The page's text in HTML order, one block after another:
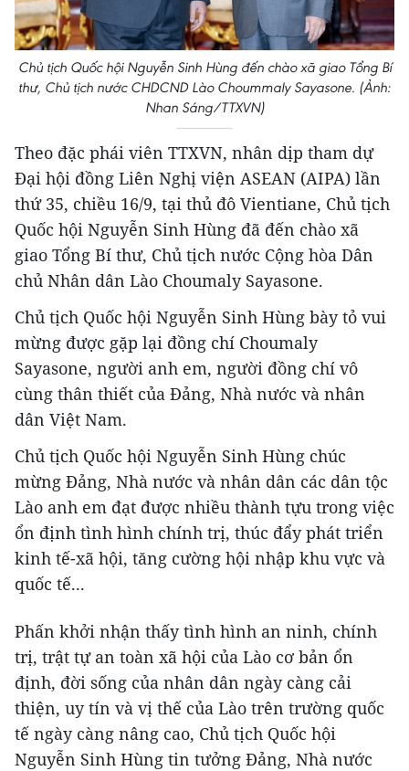
Chủ tịch Quốc hội Nguyễn Sinh Hùng đến chào xã giao Tổng Bí
thư, Chủ tịch nước CHDCND Lào Choummaly Sayasone. (Ảnh:
Nhan Sáng/TTXVN)
Theo đặc phái viên TTXVN, nhân dịp tham dự
Đại hội đồng Liên Nghị viện ASEAN (AIPA) lần
thứ 35, chiều 16/9, tại thủ đô Vientiane, Chủ tịch
Quốc hội Nguyễn Sinh Hùng đã đến chào xã
giao Tổng Bí thư, Chủ tịch nước Cộng hòa Dân
chủ Nhân dân Lào Choumaly Sayasone.
Chủ tịch Quốc hội Nguyễn Sinh Hùng bày tỏ vui
mừng được gặp lại đồng chí Choumaly
Sayasone, người anh em, người đồng chí vô
cùng thân thiết của Đảng, Nhà nước và nhân
dân Việt Nam.
Chủ tịch Quốc hội Nguyễn Sinh Hùng chúc
mừng Đảng, Nhà nước và nhân dân các dân tộc
Lào anh em đạt được nhiều thành tựu trong việc
ổn định tình hình chính trị, thúc đẩy phát triển
kinh tế-xã hội, tăng cường hội nhập khu vực và
quốc tế...
Phấn khởi nhận thấy tình hình an ninh, chính
trị, trật tự an toàn xã hội của Lào cơ bản ổn
định, đời sống của nhân dân ngày càng cải
thiện, uy tín và vị thế của Lào trên trường quốc
tế ngày càng nâng cao, Chủ tịch Quốc hội
Nguyễn Sinh Hùng tin tưởng Đảng, Nhà nước